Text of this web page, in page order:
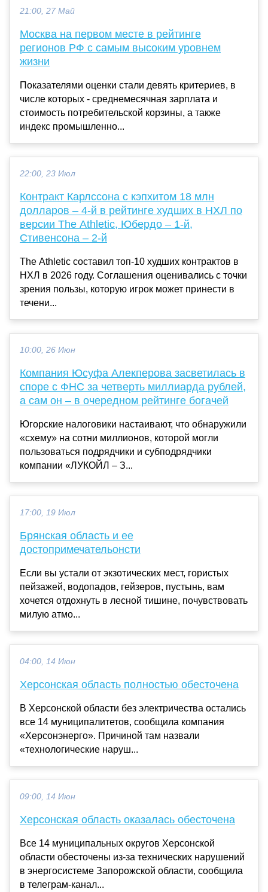
21:00, 27 Май
Москва на первом месте в рейтинге
регионов РФ с самым высоким уровнем
жизни
Показателями оценки стали девять критериев, в
числе которых - среднемесячная зарплата и
стоимость потребительской корзины, а также
индекс промышленно...
22:00, 23 Июл
Контракт Карлссона с кэпхитом 18 млн
долларов – 4-й в рейтинге худших в НХЛ по
версии The Athletic, Юбердо – 1-й,
Стивенсона – 2-й
The Athletic составил топ-10 худших контрактов в
НХЛ в 2026 году. Соглашения оценивались с точки
зрения пользы, которую игрок может принести в
течени...
10:00, 26 Июн
Компания Юсуфа Алекперова засветилась в
споре с ФНС за четверть миллиарда рублей,
а сам он – в очередном рейтинге богачей
Югорские налоговики настаивают, что обнаружили
«схему» на сотни миллионов, которой могли
пользоваться подрядчики и субподрядчики
компании «ЛУКОЙЛ – З...
17:00, 19 Июл
Брянская область и ее
достопримечательонсти
Если вы устали от экзотических мест, гористых
пейзажей, водопадов, гейзеров, пустынь, вам
хочется отдохнуть в лесной тишине, почувствовать
милую атмо...
04:00, 14 Июн
Херсонская область полностью обесточена
В Херсонской области без электричества остались
все 14 муниципалитетов, сообщила компания
«Херсонэнерго». Причиной там назвали
«технологические наруш...
09:00, 14 Июн
Херсонская область оказалась обесточена
Все 14 муниципальных округов Херсонской
области обесточены из-за технических нарушений
в энергосистеме Запорожской области, сообщила
в телеграм-канал...